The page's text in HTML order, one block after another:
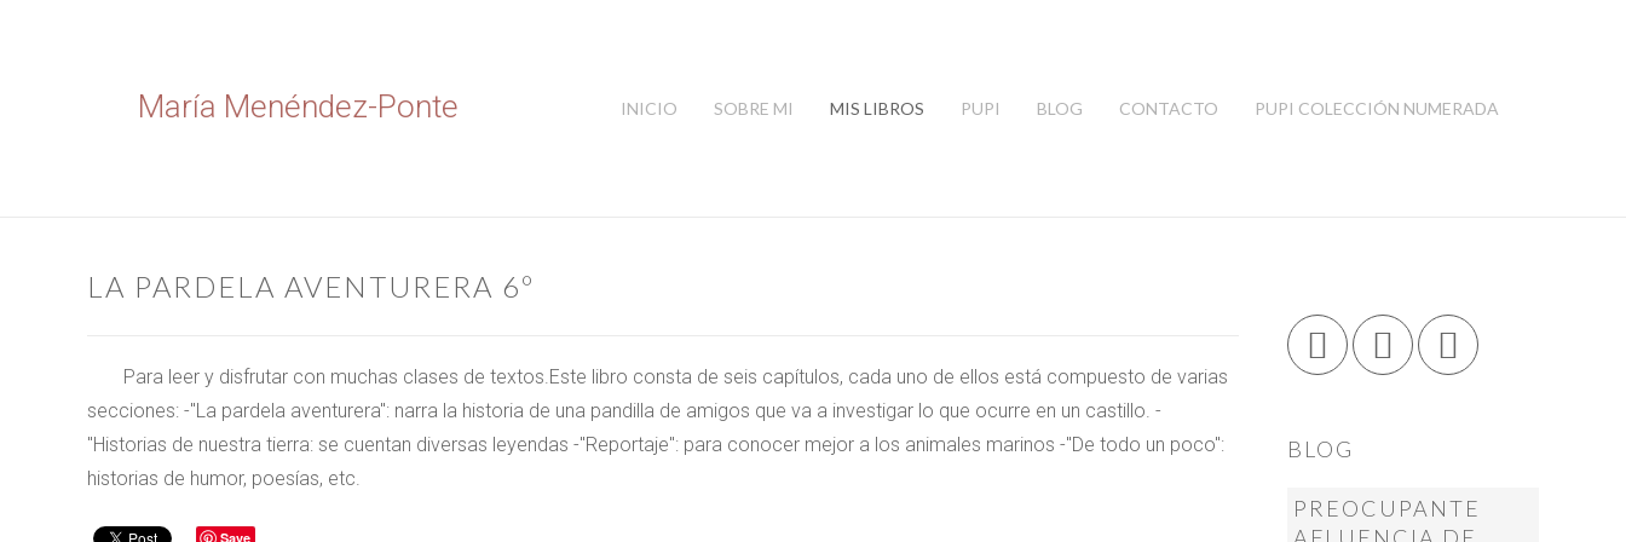
María Menéndez-Ponte INICIO SOBRE MI MIS LIBROS PUPI BLOG CONTACTO PUPI COLECCIÓN NUMERADA
LA PARDELA AVENTURERA 6º
Para leer y disfrutar con muchas clases de textos.Este libro consta de seis capítulos, cada uno de ellos está compuesto de varias
secciones: -"La pardela aventurera": narra la historia de una pandilla de amigos que va a investigar lo que ocurre en un castillo. -
"Historias de nuestra tierra: se cuentan diversas leyendas -"Reportaje": para conocer mejor a los animales marinos -"De todo un poco":
historias de humor, poesías, etc.
Save
BLOG
PREOCUPANTE